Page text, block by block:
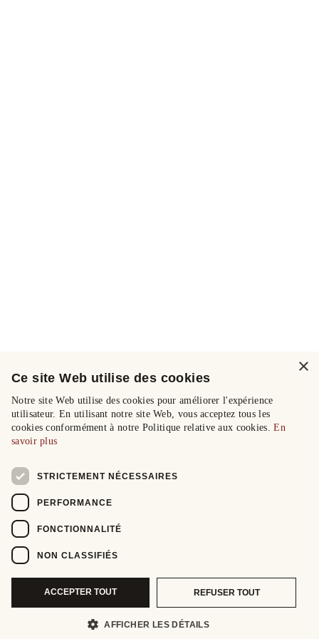
×
Ce site Web utilise des cookies
Notre site Web utilise des cookies pour améliorer l'expérience
utilisateur. En utilisant notre site Web, vous acceptez tous les
cookies conformément à notre Politique relative aux cookies.En
savoir plus
STRICTEMENT NÉCESSAIRES
PERFORMANCE
FONCTIONNALITÉ
NON CLASSIFIÉS
ACCEPTER TOUT REFUSER TOUT
AFFICHER LES DÉTAILS